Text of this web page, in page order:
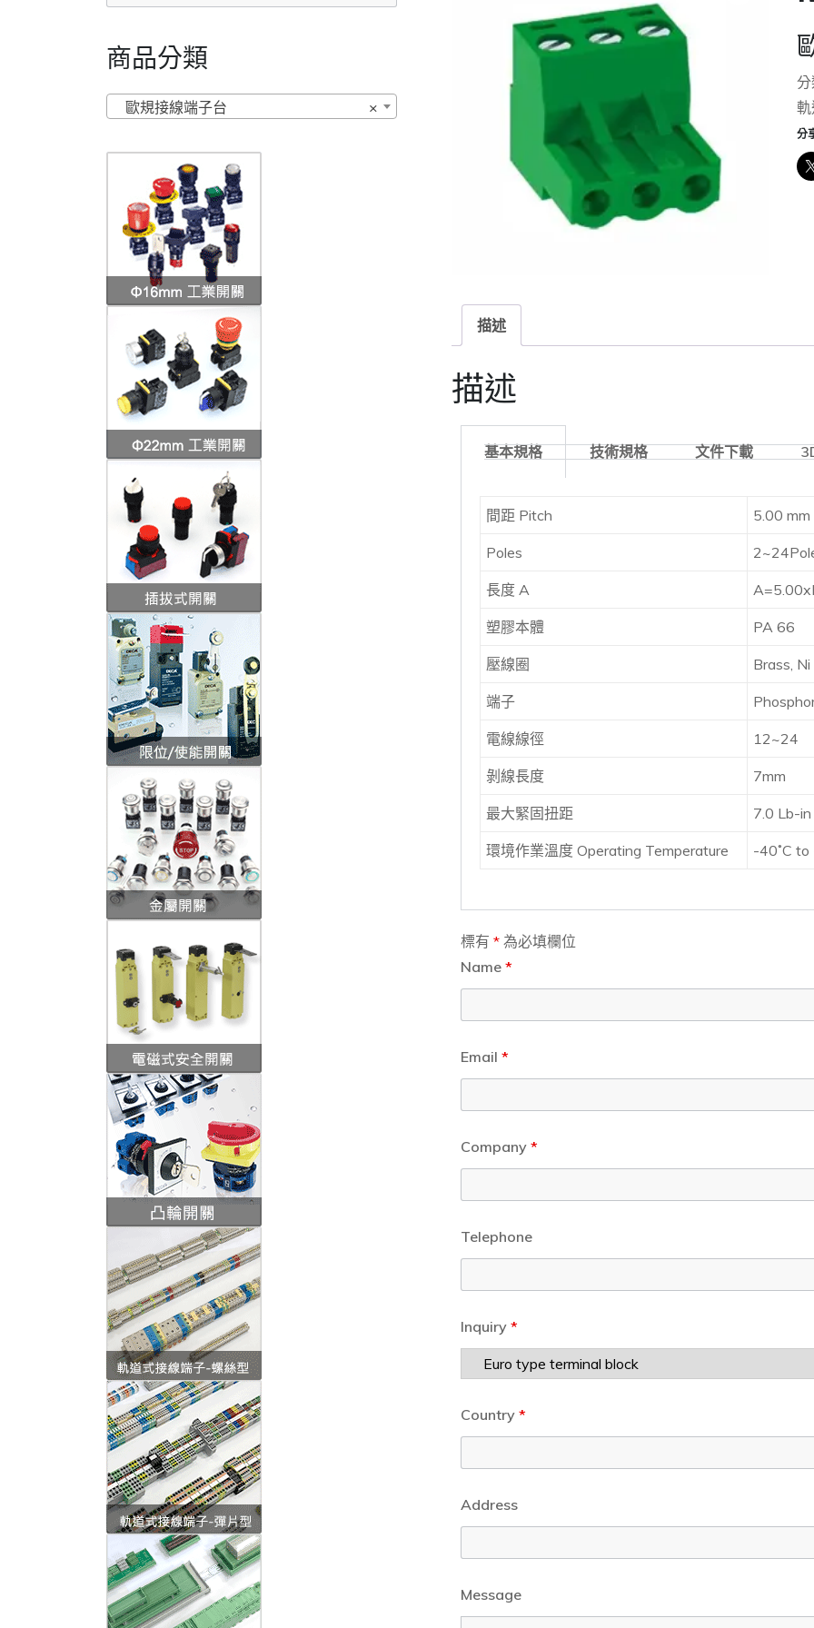
分
分
描述
描述
基本規格 技術規格 文件下載
間距 Pitch 5.00 mm
Poles
長度 A
塑膠本體 PA 66
壓線圈 Brass,
端子
電線線徑 12~24
剝線長度 7mm
最大緊固扭距 7.0 Lb-in
環境作業溫度 Operating Temperature -40˚C to
標有 * 為必填欄位
Name *
Email *
Company *
Telephone
Inquiry *
Country *
Address
Message
商品分類
×
歐規接線端子台